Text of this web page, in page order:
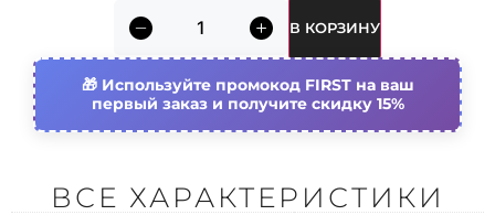
Исполнение для больших
расстояний (усиленный)
Нет
Высота лестничного лотка
100 мм
В КОРЗИНУ
Используйте промокод FIRST на ваш
первый заказ и получите скидку 15%
ВСЕ ХАРАКТЕРИСТИКИ